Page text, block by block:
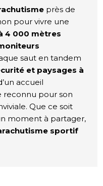
près de
pour vivre une
4 000 mètres
saut en tandem
et paysages à
accueil
reconnu pour son
Que ce soit
moment à partager,
sportif